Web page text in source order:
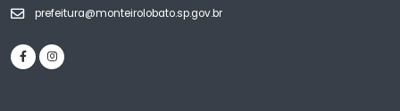
prefeitura@monteirolobato.sp.gov.br